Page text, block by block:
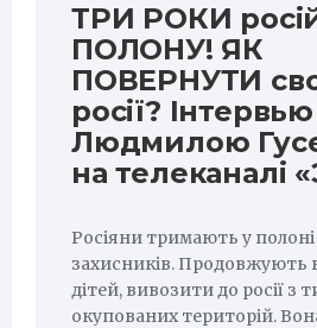
ТРИ РОКИ
ПОЛОНУ! ЯК
ПОВЕРНУТИ
росії?
Людмилою
на телеканалі
Росіяни тримають у
захисників. Продовжують
дітей, вивозити до росії з
окупованих територій.